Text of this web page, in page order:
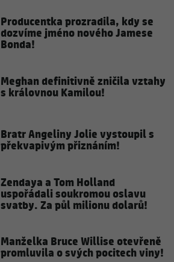
Producentka prozradila, kdy se
dozvíme jméno nového Jamese
Bonda!
Meghan definitivně zničila vztahy
s královnou Kamilou!
Bratr Angeliny Jolie vystoupil s
překvapivým přiznáním!
Zendaya a Tom Holland
uspořádali soukromou oslavu
svatby. Za půl milionu dolarů!
Manželka Bruce Willise otevřeně
promluvila o svých pocitech viny!